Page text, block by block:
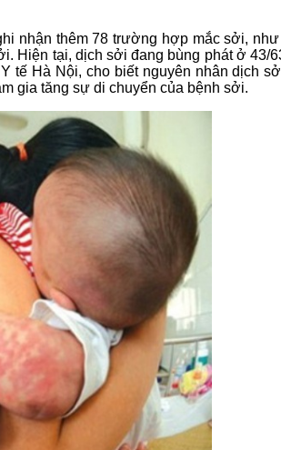
nhận thêm 78 trường hợp mắc sởi,
Hiện tại, dịch sởi đang bùng phát ở 43/
Hà Nội, cho biết nguyên nhân dịch
gia tăng sự di chuyển của bệnh sởi.